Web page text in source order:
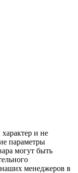
и не
параметры
могут быть
менеджеров в